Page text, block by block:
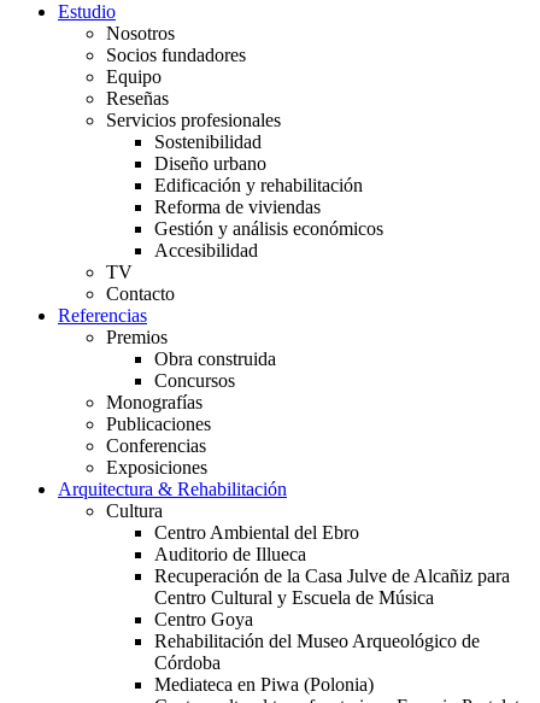
Estudio
Nosotros
Socios fundadores
Equipo
Reseñas
Servicios profesionales
Sostenibilidad
Diseño urbano
Edificación y rehabilitación
Reforma de viviendas
Gestión y análisis económicos
Accesibilidad
TV
Contacto
Referencias
Premios
Obra construida
Concursos
Monografías
Publicaciones
Conferencias
Exposiciones
Arquitectura & Rehabilitación
Cultura
Centro Ambiental del Ebro
Auditorio de Illueca
Recuperación de la Casa Julve de Alcañiz para
Centro Cultural y Escuela de Música
Centro Goya
Rehabilitación del Museo Arqueológico de
Córdoba
Mediateca en Piwa (Polonia)